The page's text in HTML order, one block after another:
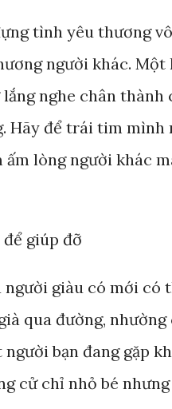
tình yêu thương
người khác.
nghe chân
Hãy để trái tim mình
lòng người khác
để giúp đỡ
người giàu có mới
qua đường,
bạn đang gặp
cử chỉ nhỏ bé